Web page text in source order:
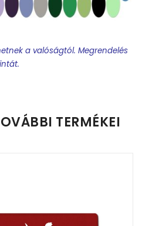
a valóságtól. Megrendelés
TERMÉKEI